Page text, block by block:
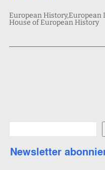
European HistoryEuropean
House of European History
u
cNewsletter